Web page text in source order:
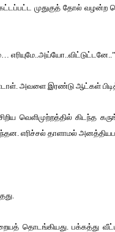
கட்டப்பட்ட முதுகுத் தோல்
அவளை இரண்டு ஆட்கள்
வெளிமுற்றத்தில் கிடந்த
எரிச்சல் தாளாமல்
தொடங்கியது. பக்கத்து